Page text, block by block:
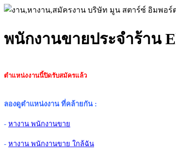
พนักงานขายประจำร้าน
ตำแหน่งงานนี้ปิดรับสมัครแล้ว
ลองดูตำแหน่งงาน ที่คล้ายกัน:
- หางาน พนักงานขาย
- หางาน พนักงานขาย ใกล้ฉัน